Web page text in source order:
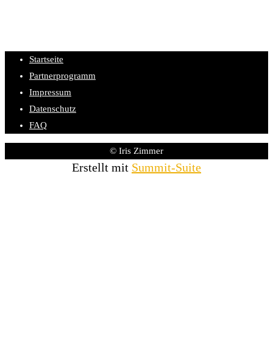
Startseite
Partnerprogramm
Impressum
Datenschutz
FAQ
© Iris Zimmer
Erstellt mit Summit-Suite